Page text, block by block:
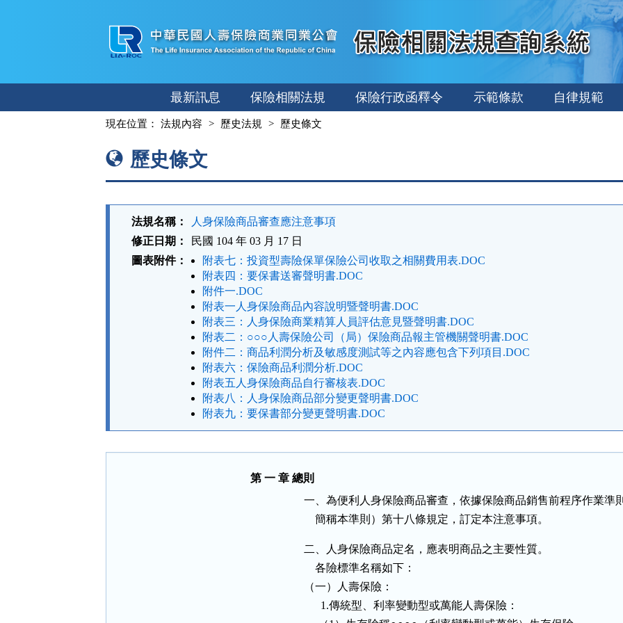
容
最新訊息 保險相關法規 保險行政函釋令 示範條款 自律規範
現在位置： 法規內容 歷史法規 歷史條文
歷史條文
法規名稱：
人身保險商品審查應注意事項
修正日期：
民國 104 年 03 月 17 日
圖表附件：
附表七：投資型壽險保單保險公司收取之相關費用表.DOC
附表四：要保書送審聲明書.DOC
附件一.DOC
附表一人身保險商品內容說明暨聲明書.DOC
附表三：人身保險商業精算人員評估意見暨聲明書.DOC
附表二：○○○人壽保險公司（局）保險商品報主管機關聲明書.DOC
附件二：商品利潤分析及敏感度測試等之內容應包含下列項目.DOC
附表六：保險商品利潤分析.DOC
附表五人身保險商品自行審核表.DOC
附表八：人身保險商品部分變更聲明書.DOC
附表九：要保書部分變更聲明書.DOC
第 一 章 總則
一、為便利人身保險商品審查，依據保險商品銷售前程序作業準
    簡稱本準則）第十八條規定，訂定本注意事項。
二、人身保險商品定名，應表明商品之主要性質。
    各險標準名稱如下：
（一）人壽保險：
      1.傳統型、利率變動型或萬能人壽保險：